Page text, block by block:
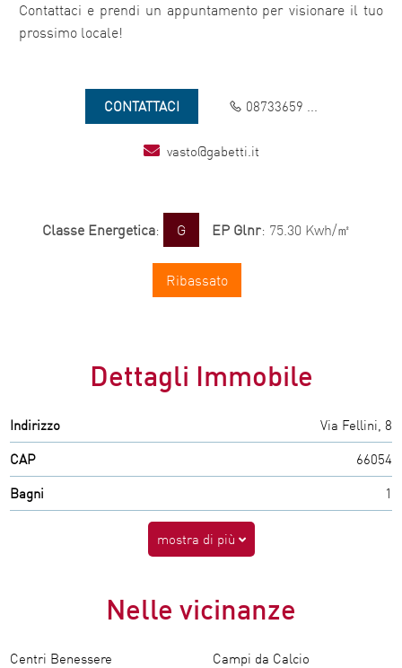
Contattaci e prendi un appuntamento per visionare il tuo
prossimo locale!
CONTATTACI 08733659 ...
vasto@gabetti.it
Classe Energetica: G EP Glnr: 75.30 Kwh/㎡
Ribassato
Dettagli Immobile
Indirizzo
Via Fellini, 8
CAP
66054
Bagni
1
mostra di più
Nelle vicinanze
Centri Benessere
Campi da Calcio